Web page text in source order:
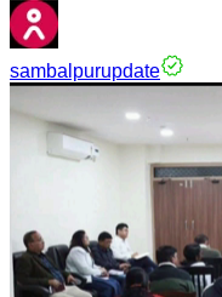
sambalpurupdate